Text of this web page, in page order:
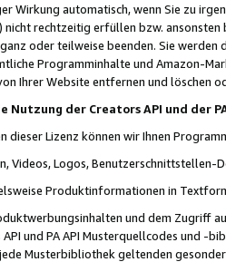
Wirkung automatisch, wenn Sie zu
rechtzeitig erfüllen bzw. ansonsten
oder teilweise beenden. Sie werden
Programminhalte und Amazon-
Ihrer Website entfernen und löschen
Nutzung der Creators API und der
dieser Lizenz können wir Ihnen
Videos, Logos, Benutzerschnittstellen-
Produktinformationen in
und dem Zugriff
und PA API Musterquellcodes und
Musterbibliothek geltenden